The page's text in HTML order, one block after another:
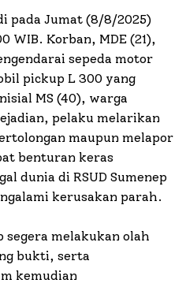
pada Jumat (8/8/2025)
WIB. Korban, MDE (21),
sepeda motor
pickup L 300 yang
MS (40), warga
pelaku melarikan
maupun melapor
benturan keras
dunia di RSUD Sumenep
kerusakan parah.
segera melakukan olah
bukti, serta
kemudian